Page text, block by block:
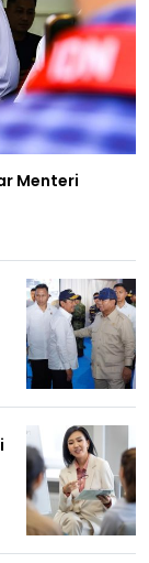
Menteri